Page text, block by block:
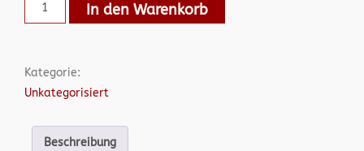
In den Warenkorb
Kategorie:
Unkategorisiert
Beschreibung